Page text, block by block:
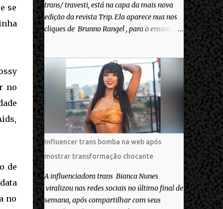
se
no
de
no
trans/ travesti, está na capa da mais nova
edição da revista Trip. Ela aparece nua nos
cliques de Brunno Rangel , para o ensaio
Pele Project, que ilustra a matéria de capa
saiuuu!!! Muita felicidade e gratidão a toda
movimentação para que isso se tornasse
real. Agradeço aos lindos Bruno e Marcelo
por me convidarem para esse projeto
incrível, que fala acima de tudo sobre amor.
Todo carinho do mundo para a Dri da Trip
que foi a ponte disso tudo”, escreveu
Gabriela. Gabriela classificou a capa como
linda e a matéria que envolvem 180
histórias (e corpos nus) de gente que se
apaixonou pela própria pele – como
extraordinária. O Pele Projetc tem como
Influencer trans bomba na web após
mostrar transformação chocante
A influenciadora trans Bianca Nunes
viralizou nas redes sociais no último final de
semana, após compartilhar com seus